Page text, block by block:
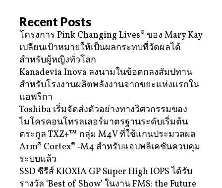
Recent Posts
โครงการ Pink Changing Lives® ของ Mary Kay
เปลี่ยนเป้าหมายให้เป็นผลกระทบที่วัดผลได้
สำหรับผู้หญิงทั่วโลก
Kanadevia Inova ลงนามในข้อตกลงสัมปทาน
สำหรับโรงงานผลิตพลังงานจากขยะแห่งแรกใน
แอฟริกา
Toshiba เริ่มจัดส่งตัวอย่างทางวิศวกรรมของ
ไมโครคอนโทรลเลอร์มาตรฐานระดับเริ่มต้น
ตระกูล TXZ+™ กลุ่ม M4V ที่ใช้แกนประมวลผล
Arm® Cortex® ‑M4 สำหรับแอปพลิเคชันควบคุม
ระบบแล้ว
SSD ซีรีส์ KIOXIA GP Super High IOPS ได้รับ
รางวัล ‘Best of Show’ ในงาน FMS: the Future